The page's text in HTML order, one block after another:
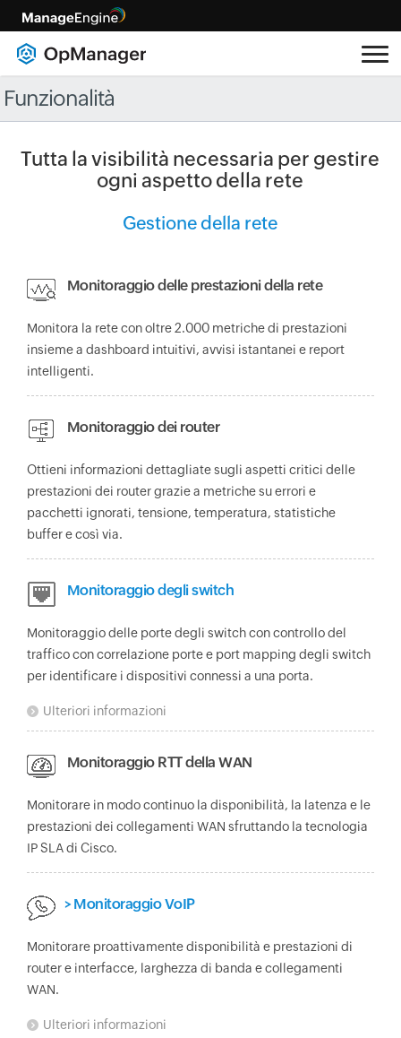
Funzionalità
Tutta la visibilità necessaria per gestire
ogni aspetto della rete
Gestione della rete
Monitoraggio delle prestazioni della rete
Monitora la rete con oltre 2.000 metriche di prestazioni
insieme a dashboard intuitivi, avvisi istantanei e report
intelligenti.
Monitoraggio dei router
Ottieni informazioni dettagliate sugli aspetti critici delle
prestazioni dei router grazie a metriche su errori e
pacchetti ignorati, tensione, temperatura, statistiche
buffer e così via.
Monitoraggio degli switch
Monitoraggio delle porte degli switch con controllo del
traffico con correlazione porte e port mapping degli switch
per identificare i dispositivi connessi a una porta.
Ulteriori informazioni
Monitoraggio RTT della WAN
Monitorare in modo continuo la disponibilità, la latenza e le
prestazioni dei collegamenti WAN sfruttando la tecnologia
IP SLA di Cisco.
> Monitoraggio VoIP
Monitorare proattivamente disponibilità e prestazioni di
router e interfacce, larghezza di banda e collegamenti
WAN.
Ulteriori informazioni